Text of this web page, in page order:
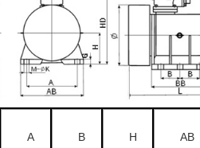
A B H AB